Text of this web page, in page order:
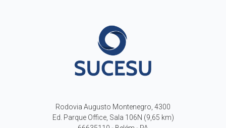
Rodovia Augusto Montenegro, 4300
Ed. Parque Office, Sala 106N (9,65 km)